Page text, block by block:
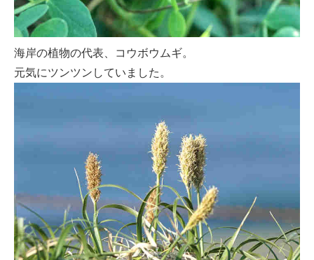
海岸の植物の代表、コウボウムギ。
元気にツンツンしていました。